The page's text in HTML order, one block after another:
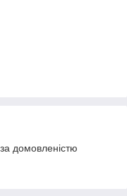
домовленістю